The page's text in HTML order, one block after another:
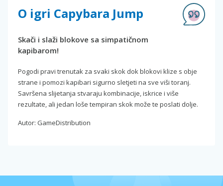
O igri Capybara Jump
Skači i slaži blokove sa simpatičnom
kapibarom!
Pogodi pravi trenutak za svaki skok dok blokovi klize s obje
strane i pomozi kapibari sigurno sletjeti na sve viši toranj.
Savršena slijetanja stvaraju kombinacije, iskrice i više
rezultate, ali jedan loše tempiran skok može te poslati dolje.
Autor: GameDistribution